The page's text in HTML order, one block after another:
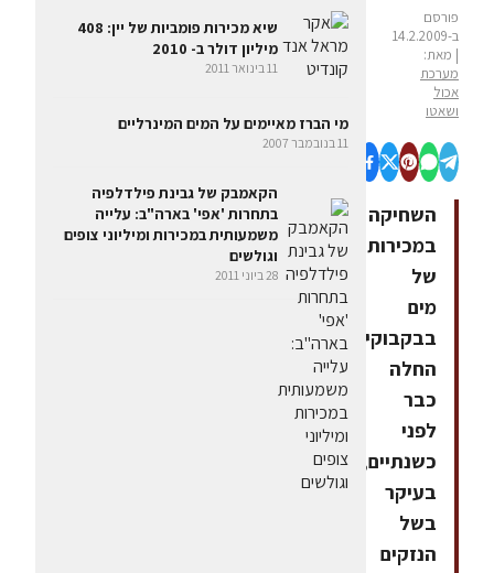
פורסם
ב-14.2.2009
| מאת:
מערכת
אכול
ושאטו
השחיקה
במכירות
של
מים
בבקבוקים
החלה
כבר
לפני
כשנתיים,
בעיקר
בשל
הנזקים
שיא מכירות פומביות של יין: 408
מיליון דולר ב- 2010
11 בינואר 2011
מי הברז מאיימים על המים המינרליים
11 בנובמבר 2007
הקאמבק של גבינת פילדלפיה
בתחרות 'אפי' בארה"ב: עלייה
משמעותית במכירות ומיליוני צופים
וגולשים
28 ביוני 2011